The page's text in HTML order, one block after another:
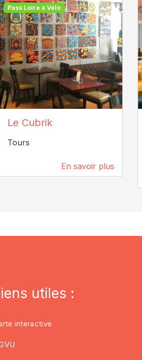
Pass Loire à Vélo
Le Cubrik
Tours
En savoir plus
utiles :
interactive